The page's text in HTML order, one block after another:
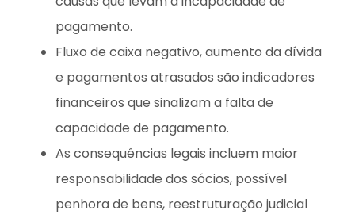
pagamento.
Fluxo de caixa negativo, aumento da dívida
e pagamentos atrasados são indicadores
financeiros que sinalizam a falta de
capacidade de pagamento.
As consequências legais incluem maior
responsabilidade dos sócios, possível
penhora de bens, reestruturação judicial